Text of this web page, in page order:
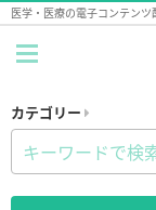
医学・医療の電子コンテンツ
カテゴリー